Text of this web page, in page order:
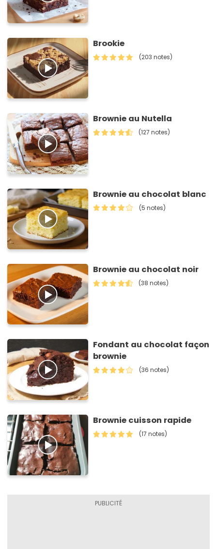
Brookie
(203 notes)
Brownie au Nutella
(127 notes)
Brownie au chocolat blanc
(5 notes)
Brownie au chocolat noir
(38 notes)
Fondant au chocolat façon
brownie
(36 notes)
Brownie cuisson rapide
(17 notes)